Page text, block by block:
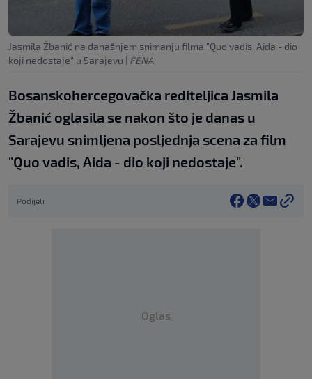
Jasmila Žbanić na današnjem snimanju filma "Quo vadis, Aida - dio
koji nedostaje" u Sarajevu | FENA
Bosanskohercegovačka rediteljica Jasmila
Žbanić oglasila se nakon što je danas u
Sarajevu snimljena posljednja scena za film
"Quo vadis, Aida - dio koji nedostaje".
Podijeli
Oglas